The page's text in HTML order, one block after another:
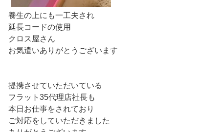
養生の上にも一工夫され
延長コードの使用
クロス屋さん
お気遣いありがとうございます
提携させていただいている
フラット35代理店社長も
本日お仕事をされており
ご対応をしていただきました